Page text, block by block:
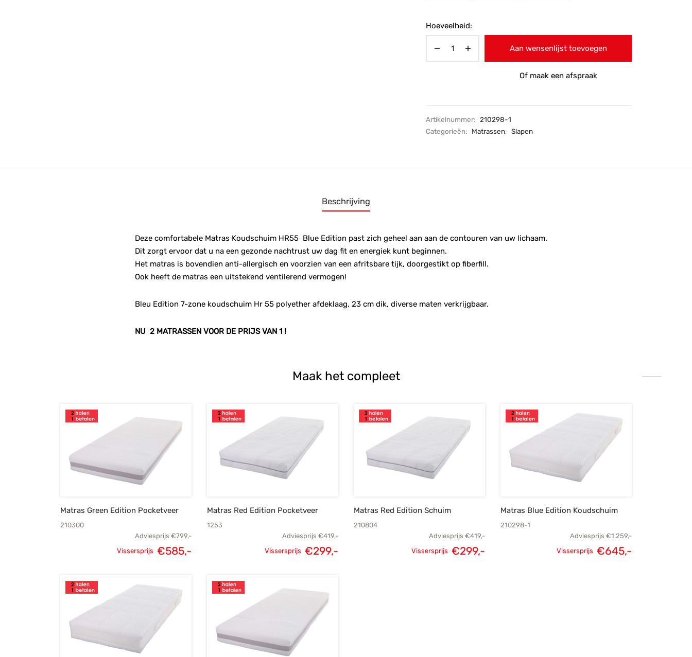
Hoeveelheid:
Aan wensenlijst toevoegen
Of maak een afspraak
Artikelnummer:
210298-1
Categorieën:
Matrassen, Slapen
Beschrijving
Deze comfortabele Matras Koudschuim HR55 Blue Edition past zich geheel aan aan de contouren van uw lichaam.
Dit zorgt ervoor dat u na een gezonde nachtrust uw dag fit en energiek kunt beginnen.
Het matras is bovendien anti-allergisch en voorzien van een afritsbare tijk, doorgestikt op fiberfill.
Ook heeft de matras een uitstekend ventilerend vermogen!
Bleu Edition 7-zone koudschuim Hr 55 polyether afdeklaag, 23 cm dik, diverse maten verkrijgbaar.
NU 2 MATRASSEN VOOR DE PRIJS VAN 1 !
Maak het compleet
Matras Green Edition Pocketveer
210300
Adviesprijs €799,-
Oorspronkelijke
€799,-.
Vissersprijs €585,-
€585,-.
Matras Red Edition Pocketveer
1253
Adviesprijs €419,-
Oorspronkelijke
Vissersprijs €299,-
Matras Red Edition Schuim
210804
Adviesprijs €419,-
Oorspronkelijke
Vissersprijs €299,-
Matras Blue Edition Koudschuim
210298-1
Adviesprijs €1.259,-
Oorspronkelijke
Vissersprijs €645,-